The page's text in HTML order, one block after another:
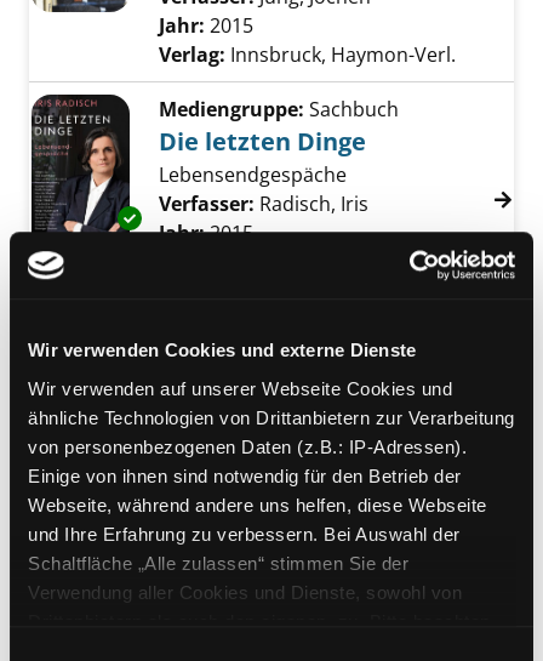
Wir verwenden Cookies und externe Dienste
Wir verwenden auf unserer Webseite Cookies und
ähnliche Technologien von Drittanbietern zur Verarbeitung
von personenbezogenen Daten (z.B.: IP-Adressen).
Einige von ihnen sind notwendig für den Betrieb der
Webseite, während andere uns helfen, diese Webseite
und Ihre Erfahrung zu verbessern. Bei Auswahl der
Schaltfläche „Alle zulassen“ stimmen Sie der
Verwendung aller Cookies und Dienste, sowohl von
Jahr: 2015
Verlag: Innsbruck, Haymon-Verl.
Exemplar-Details von Die letzten Dinge
Mediengruppe: Sachbuch
Die letzten Dinge
Lebensendgespäche
Verfasser: Radisch, Iris Suche nach
Jahr:2015
Reinbek b. Hamburg,
Exemplar-Details von Mit Feder und Skalpell
Mediengruppe:Sachbuch
Mit Feder und Skalpell
Grenzgänger zwischen Medizin und
Literatur
Suche nach diesem Verfasser
Jahr: 2014Verlag:[Mitterfels], Vitalis
Mediengruppe: Sachbuch
Wien und die Juden
Essays zum Fin de Siècle